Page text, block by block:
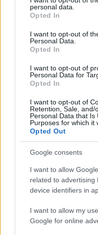
grant or deny consent to
use your data for below
consent section.
personal data.
Opted In
I want to opt-out of
Personal Data.
Opted In
I want to opt-out of
Personal Data for
Opted In
I want to opt-out of
Retention, Sale, and/
Personal Data that Is
Purposes for which it
Opted Out
Google consents
I want to allow
related to advertising
device identifiers in
I want to allow my
Google for online
ΟΛΕΣ ΟΙ ΕΙΔΗΣΕΙΣ
Νέα σύσκεψη στο
πρωθυπουργό, μετά το
Ποιος είναι ο Τάσος
επικαιρότητα -Το
Τραγωδία στη
που παρασύρθηκε από
Σύντομη επιδείνωση